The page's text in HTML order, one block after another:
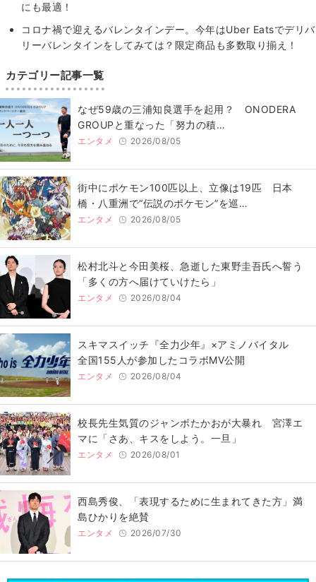
にも最適！
コロナ禍で迎えるバレンタインデー。今年はUber Eatsでデリバ
リーバレンタインをしてみては？限定商品も多数取り揃え！
カテゴリー記事一覧
なぜ59歳の三浦知良選手を起用？ ONODERA
GROUPと重なった「努力の積…
エンタメ 2026/08/05
街中にポケモン100匹以上、立像は19匹 日本
橋・八重洲で“伝説のポケモン”を巡…
エンタメ 2026/08/05
松村北斗と今田美桜、急逝した東野圭吾氏へ誓う
「多くの方へ届けていけたら」
エンタメ 2026/08/04
スキマスイッチ『全力少年』×アミノバイタル
全国155人が参加したコラボMV公開
エンタメ 2026/08/04
校長先生気質のジャンボたかおが大暴れ 宮澤エ
マに「さあ、キスをしよう。一旦」
エンタメ 2026/08/01
西島秀俊、「表現するために生まれてきた方」満
島ひかりを絶賛
エンタメ 2026/07/30